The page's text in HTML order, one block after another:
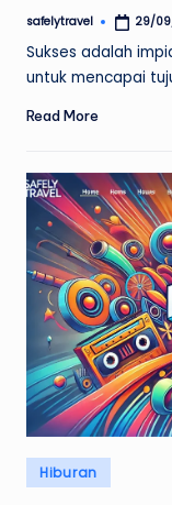
Posted
safelytravel 29/
Sukses adalah
untuk mencapai
Read More
Posted
in
Hiburan